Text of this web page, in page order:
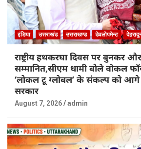
इंडिया उत्तराखंड उत्तराखण्ड डेवलोपमेन्ट
राष्ट्रीय हथकरघा दिवस पर बुनकर
सम्मानित,सीएम धामी बोले वोकल
‘लोकल टू ग्लोबल’ के संकल्प को आगे
सरकार
August 7, 2026 admin